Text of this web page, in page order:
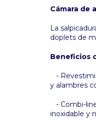
Cámara de
La
doplets de
Beneficios
-
y alambres
- Combi-
inoxidable y